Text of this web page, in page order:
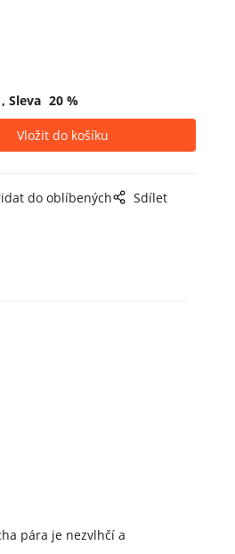
Sleva 20%
do oblíbených Sdílet
pára je nezvlhčí a